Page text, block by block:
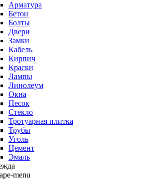
Арматура
Бетон
Болты
Двери
Замки
Кабель
Кирпич
Краски
Лампы
Линолеум
Окна
Песок
Стекло
Тротуарная плитка
Трубы
Уголь
Цемент
Эмаль